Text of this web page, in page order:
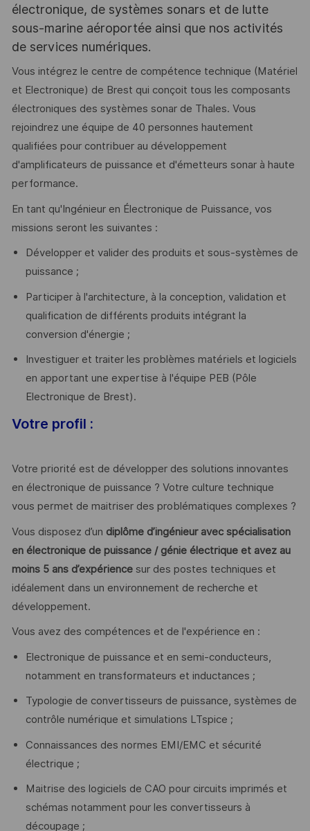
électronique, de systèmes sonars et de lutte
sous-marine aéroportée ainsi que nos activités
de services numériques.
Vous intégrez le centre de compétence technique (Matériel
et Electronique) de Brest qui conçoit tous les composants
électroniques des systèmes sonar de Thales. Vous
rejoindrez une équipe de 40 personnes hautement
qualifiées pour contribuer au développement
d'amplificateurs de puissance et d'émetteurs sonar à haute
performance.
En tant qu'Ingénieur en Électronique de Puissance, vos
missions seront les suivantes :
Développer et valider des produits et sous-systèmes de
puissance ;
Participer à l'architecture, à la conception, validation et
qualification de différents produits intégrant la
conversion d'énergie ;
Investiguer et traiter les problèmes matériels et logiciels
en apportant une expertise à l'équipe PEB (Pôle
Electronique de Brest).
Votre profil :
Votre priorité est de développer des solutions innovantes
en électronique de puissance ? Votre culture technique
vous permet de maitriser des problématiques complexes ?
Vous disposez d’un diplôme d’ingénieur avec spécialisation
en électronique de puissance / génie électrique et avez au
moins 5 ans d’expériencesur des postes techniques et
idéalement dans un environnement de recherche et
développement.
Vous avez des compétences et de l'expérience en :
Electronique de puissance et en semi-conducteurs,
notamment en transformateurs et inductances ;
Typologie de convertisseurs de puissance, systèmes de
contrôle numérique et simulations LTspice ;
Connaissances des normes EMI/EMC et sécurité
électrique ;
Maitrise des logiciels de CAO pour circuits imprimés et
schémas notamment pour les convertisseurs à
découpage ;